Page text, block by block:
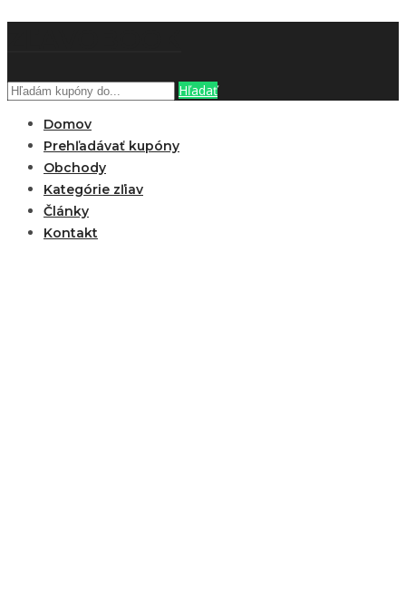
Hľadať
Domov
Prehľadávať kupóny
Obchody
Kategórie zľiav
Články
Kontakt